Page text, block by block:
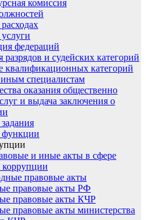
комиссия
федераций
и судейских категорий
квалификационных категорий
специалистам
оказания общественно
и выдача заключения о
функции
и иные акты в сфере
коррупции
правовые акты
правовые акты РФ
правовые акты КЧР
правовые акты министерства